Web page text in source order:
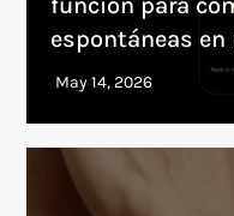
función para
espontáneas